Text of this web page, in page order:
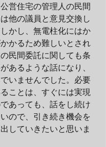
営住宅の管理人の民間
他の議員と意見交換し
かし、無電柱化にはか
かるため難しいとされ
民間委託に関しても条
あるような話になり、
いませんでした。必要
ことは、すぐには実現
あっても、話をし続け
ので、引き続き機会を
していきたいと思いま